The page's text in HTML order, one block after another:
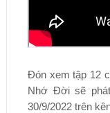
Đón xem tập 12
Nhớ Đời sẽ
30/9/2022 trên